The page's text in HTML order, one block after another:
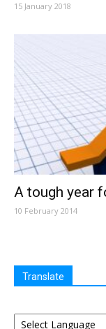
15 January 2018
A tough year
10 February 2014
Translate